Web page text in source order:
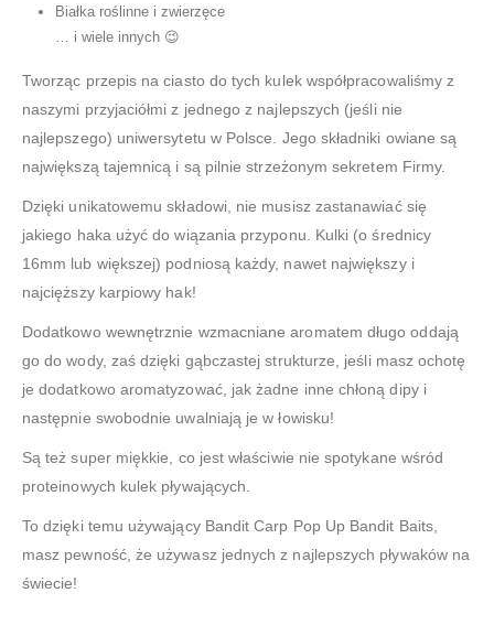
Białka roślinne i zwierzęce
… i wiele innych 😉
Tworząc przepis na ciasto do tych kulek współpracowaliśmy z
naszymi przyjaciółmi z jednego z najlepszych (jeśli nie
najlepszego) uniwersytetu w Polsce. Jego składniki owiane są
największą tajemnicą i są pilnie strzeżonym sekretem Firmy.
Dzięki unikatowemu składowi, nie musisz zastanawiać się
jakiego haka użyć do wiązania przyponu. Kulki (o średnicy
16mm lub większej) podniosą każdy, nawet największy i
najcięższy karpiowy hak!
Dodatkowo wewnętrznie wzmacniane aromatem długo oddają
go do wody, zaś dzięki gąbczastej strukturze, jeśli masz ochotę
je dodatkowo aromatyzować, jak żadne inne chłoną dipy i
następnie swobodnie uwalniają je w łowisku!
Są też super miękkie, co jest właściwie nie spotykane wśród
proteinowych kulek pływających.
To dzięki temu używający Bandit Carp Pop Up Bandit Baits,
masz pewność, że używasz jednych z najlepszych pływaków na
świecie!